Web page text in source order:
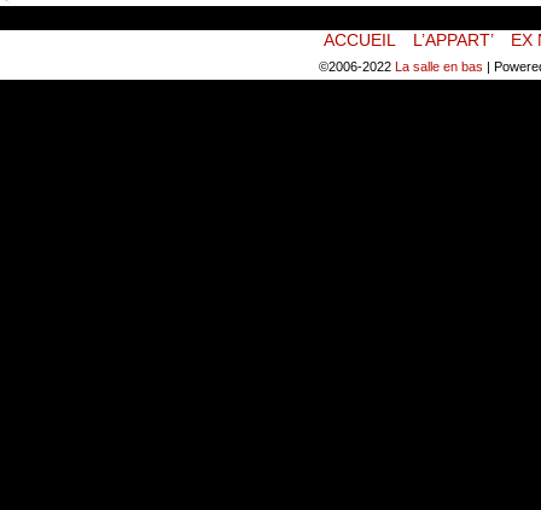
ACCUEIL L’APPART’ EX
©2006-2022 La salle en bas |